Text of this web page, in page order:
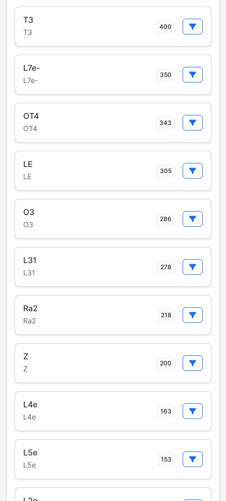
T3
T3
400
L7e-
L7e-
350
OT4
OT4
343
LE
LE
305
O3
O3
286
L31
L31
278
Ra2
Ra2
218
Z
Z
200
L4e
L4e
163
L5e
L5e
153